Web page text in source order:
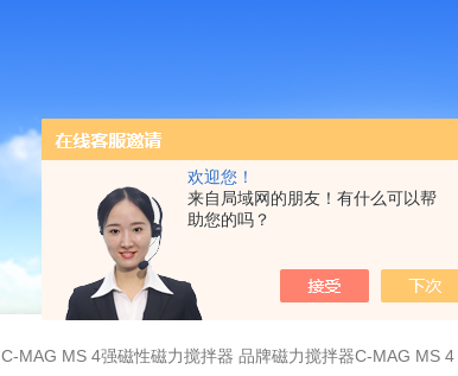
欢迎您！
来自局域网的朋友！有什么可以帮
助您的吗？
C-MAG MS 4强磁性磁力搅拌器 品牌磁力搅拌器C-MAG MS 4